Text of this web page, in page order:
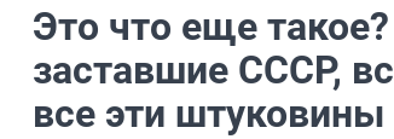
Это что еще
заставшие СССР,
все эти штуковины